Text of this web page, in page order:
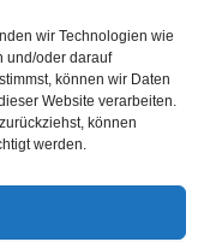
wir Technologien wie
und/oder darauf
können wir Daten
Website verarbeiten.
können
werden.